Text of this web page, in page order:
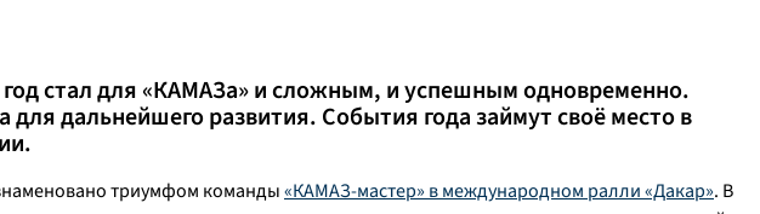
стал для «КАМАЗа» и сложным, и успешным одновременно.
для дальнейшего развития. События года займут своё место в
триумфом команды«КАМАЗ-мастер» в международном ралли «Дакар». В